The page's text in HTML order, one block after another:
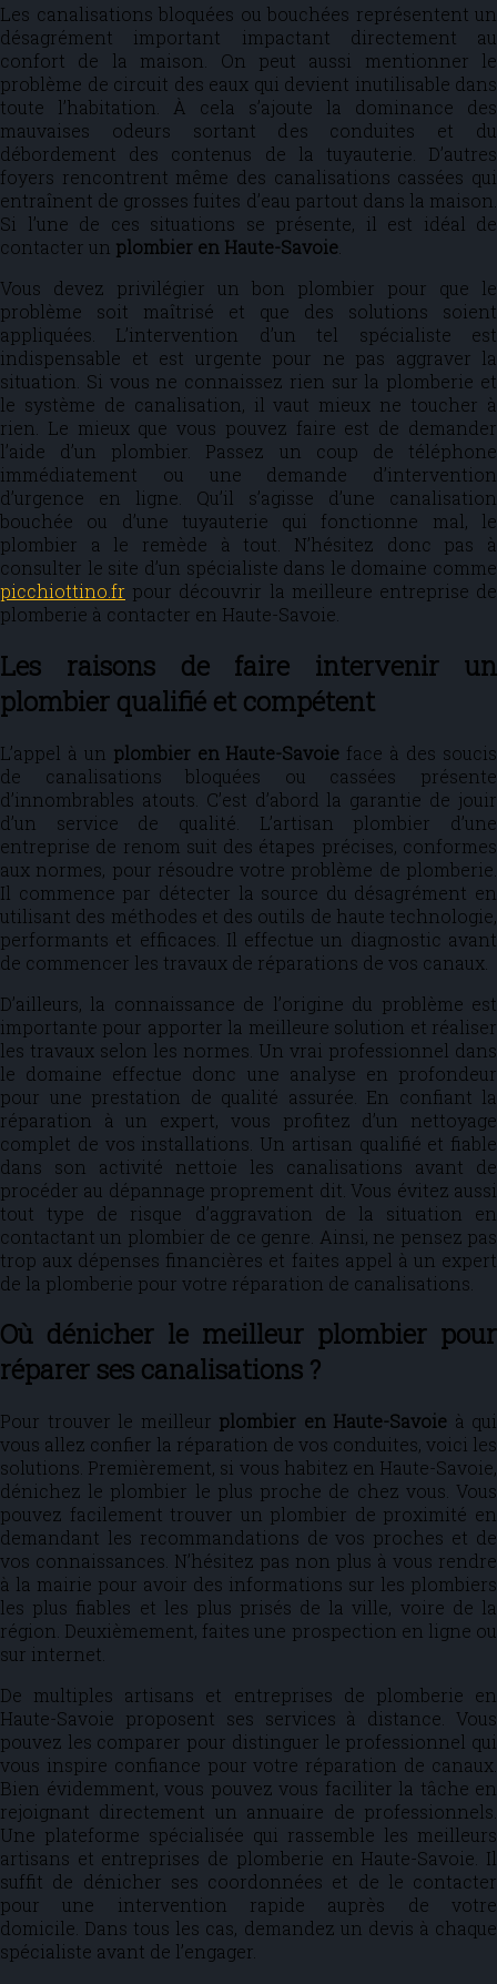
Les canalisations bloquées ou bouchées représentent un
désagrément important impactant directement au
confort de la maison. On peut aussi mentionner le
problème de circuit des eaux qui devient inutilisable dans
toute l’habitation. À cela s’ajoute la dominance des
mauvaises odeurs sortant des conduites et du
débordement des contenus de la tuyauterie. D’autres
foyers rencontrent même des canalisations cassées qui
entraînent de grosses fuites d’eau partout dans la maison.
Si l’une de ces situations se présente, il est idéal de
contacter un plombier en Haute-Savoie
Vous devez privilégier un bon plombier pour que le
problème soit maîtrisé et que des solutions soient
appliquées. L’intervention d’un tel spécialiste est
indispensable et est urgente pour ne pas aggraver la
situation. Si vous ne connaissez rien sur la plomberie et
le système de canalisation, il vaut mieux ne toucher à
rien. Le mieux que vous pouvez faire est de demander
l’aide d’un plombier. Passez un coup de téléphone
immédiatement ou une demande d’intervention
d’urgence en ligne. Qu’il s’agisse d’une canalisation
bouchée ou d’une tuyauterie qui fonctionne mal, le
plombier a le remède à tout. N’hésitez donc pas à
consulter le site d’un spécialiste dans le domaine comme
picchiottino.fr pour découvrir la meilleure entreprise de
plomberie à contacter en Haute-Savoie.
Les raisons de faire intervenir un
plombier qualifié et compétent
L’appel à un plombier en Haute-Savoie face à des soucis
de canalisations bloquées ou cassées présente
d’innombrables atouts. C’est d’abord la garantie de jouir
d’un service de qualité. L’artisan plombier d’une
entreprise de renom suit des étapes précises, conformes
aux normes, pour résoudre votre problème de plomberie.
Il commence par détecter la source du désagrément en
utilisant des méthodes et des outils de haute technologie,
performants et efficaces. Il effectue un diagnostic avant
de commencer les travaux de réparations de vos canaux.
D’ailleurs, la connaissance de l’origine du problème est
importante pour apporter la meilleure solution et réaliser
les travaux selon les normes. Un vrai professionnel dans
le domaine effectue donc une analyse en profondeur
pour une prestation de qualité assurée. En confiant la
réparation à un expert, vous profitez d’un nettoyage
complet de vos installations. Un artisan qualifié et fiable
dans son activité nettoie les canalisations avant de
procéder au dépannage proprement dit. Vous évitez aussi
tout type de risque d’aggravation de la situation en
contactant un plombier de ce genre. Ainsi, ne pensez pas
trop aux dépenses financières et faites appel à un expert
de la plomberie pour votre réparation de canalisations.
Où dénicher le meilleur plombier pour
réparer ses canalisations ?
Pour trouver le meilleur plombier en Haute-Savoie à qui
vous allez confier la réparation de vos conduites, voici les
solutions. Premièrement, si vous habitez en Haute-Savoie,
dénichez le plombier le plus proche de chez vous. Vous
pouvez facilement trouver un plombier de proximité en
demandant les recommandations de vos proches et de
vos connaissances. N’hésitez pas non plus à vous rendre
à la mairie pour avoir des informations sur les plombiers
les plus fiables et les plus prisés de la ville, voire de la
région. Deuxièmement, faites une prospection en ligne ou
sur internet.
De multiples artisans et entreprises de plomberie en
Haute-Savoie proposent ses services à distance. Vous
pouvez les comparer pour distinguer le professionnel qui
vous inspire confiance pour votre réparation de canaux.
Bien évidemment, vous pouvez vous faciliter la tâche en
rejoignant directement un annuaire de professionnels.
Une plateforme spécialisée qui rassemble les meilleurs
artisans et entreprises de plomberie en Haute-Savoie. Il
suffit de dénicher ses coordonnées et de le contacter
pour une intervention rapide auprès de votre
domicile. Dans tous les cas, demandez un devis à chaque
spécialiste avant de l’engager.